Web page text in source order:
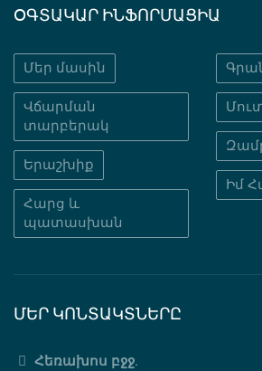
ՕԳՏԱԿԱՐ ԻՆՖՈՐՄԱՑԻԱ
Մեր մասին
Վճարման
տարբերակ
Երաշխիք
Հարց և
պատասխան
Իմ
ՄԵՐ ԿՈՆՏԱԿՏՆԵՐԸ
Հեռախոս բջջ.